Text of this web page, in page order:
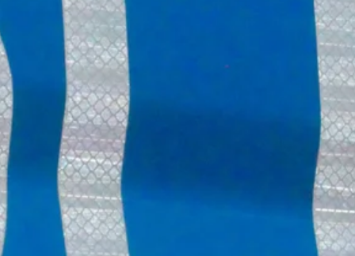
Amphibienschutz
Service
Nachgehört
Podcast
Newsletter
Zeit fürs Oberland